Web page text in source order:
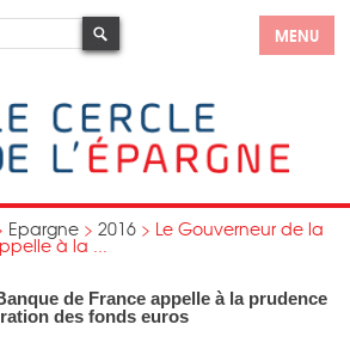
MENU
Epargne > 2016 > Le Gouverneur de la
à la ...
de France appelle à la prudence
des fonds euros